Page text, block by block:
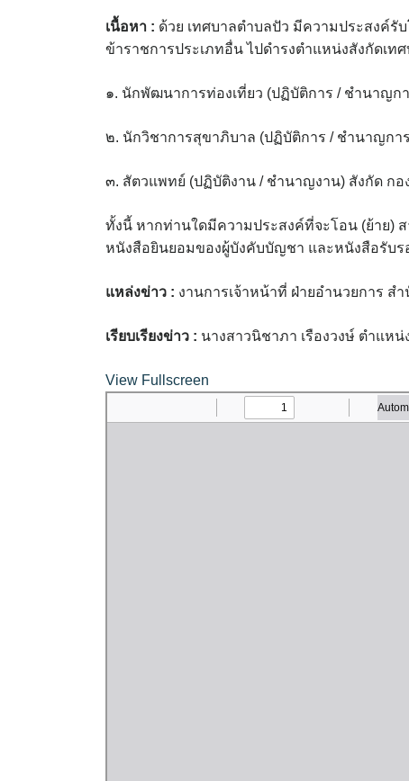
เนื้อหา : ด้วย เทศบาลตำบลปัว มีความประสงค์
ข้าราชการประเภทอื่น ไปดำรงตำแหน่งสังกัดเท
๑. นักพัฒนาการท่องเที่ยว (ปฏิบัติการ / ชำนาญก
๒. นักวิชาการสุขาภิบาล (ปฏิบัติการ / ชำนาญกา
๓. สัตวแพทย์ (ปฏิบัติงาน / ชำนาญงาน) สังกัด ก
ทั้งนี้ หากท่านใดมีความประสงค์ที่จะโอน (ย้าย)
หนังสือยินยอมของผู้บังคับบัญชา และหนังสือรับร
แหล่งข่าว : งานการเจ้าหน้าที่ ฝ่ายอำนวยการ ส
เรียบเรียงข่าว : นางสาวนิชาภา เรืองวงษ์ ตำแห
View Fullscreen